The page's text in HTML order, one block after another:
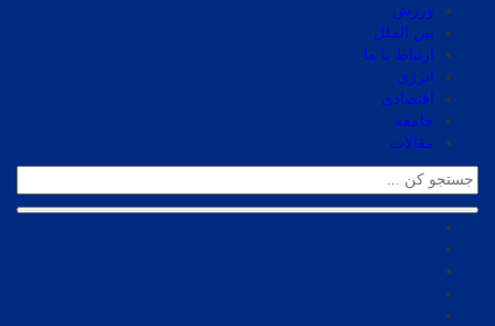
ورزش
بین الملل
ارتباط با ما
انرژی
اقتصادی
جامعه
مقالات